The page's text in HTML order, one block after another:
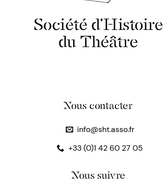
Société d'Histoire
du Théâtre
Nous contacter
info@sht.asso.fr
+33 (0)1 42 60 27 05
Nous suivre